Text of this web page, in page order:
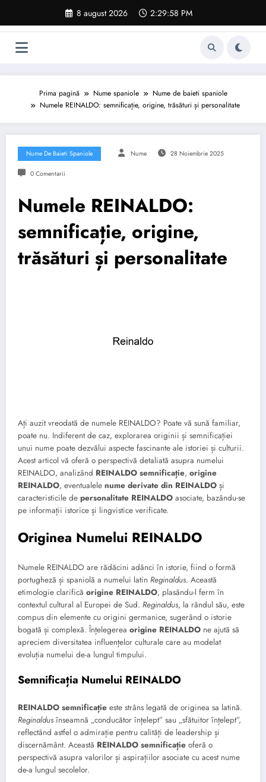
conținut
8 august 2026 2:29:59 PM
Prima pagină Nume spaniole
Nume de baieti spaniole
Numele REINALDO: semnificație, origine, trăsături și personalitate
Nume De Baieti Spaniole Nume 28 Noiembrie 2025
0 Comentarii
Numele REINALDO:
semnificație, origine,
trăsături și personalitate
Ați auzit vreodată de numele REINALDO? Poate vă sună familiar,
poate nu. Indiferent de caz, explorarea originii și semnificației
unui nume poate dezvălui aspecte fascinante ale istoriei și culturii.
Acest articol vă oferă o perspectivă detaliată asupra numelui
REINALDO, analizând REINALDO semnificație, origine
REINALDO, eventualele nume derivate din REINALDO și
caracteristicile de personalitate REINALDO asociate, bazându-se
pe informații istorice și lingvistice verificate.
Originea Numelui REINALDO
Numele REINALDO are rădăcini adânci în istorie, fiind o formă
portugheză și spaniolă a numelui latin Reginaldus. Această
etimologie clarifică origine REINALDO, plasându-l ferm în
contextul cultural al Europei de Sud. Reginaldus, la rândul său, este
compus din elemente cu origini germanice, sugerând o istorie
bogată și complexă. Înțelegerea origine REINALDO ne ajută să
apreciem diversitatea influențelor culturale care au modelat
evoluția numelui de-a lungul timpului.
Semnificația Numelui REINALDO
REINALDO semnificație este strâns legată de originea sa latină.
Reginaldus înseamnă „conducător înțelept” sau „sfătuitor înțelept”,
reflectând astfel o admirație pentru calități de leadership și
discernământ. Această REINALDO semnificație oferă o
perspectivă asupra valorilor și aspirațiilor asociate cu acest nume
de-a lungul secolelor.